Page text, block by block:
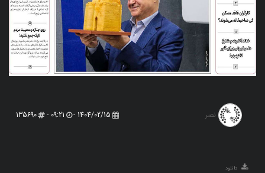
نصر 1404/02/15 -
09:21 -
135690
دانلود